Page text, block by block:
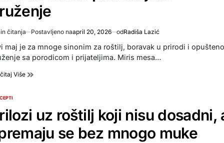
čitanja Postavljeno naapril 20, 2026 odRadiša Lazić
maj je za mnoge sinonim za roštilj, boravak u prirodi i opušteno
sa porodicom i prijateljima. Miris mesa…
Više
uz roštilj koji nisu dosadni,
se bez mnogo muke